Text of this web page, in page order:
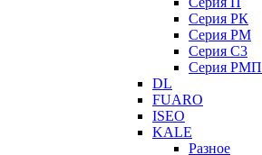
Серия РК
Серия РМ
Серия С3
Серия РМП
DL
FUARO
ISEO
KALE
Разное